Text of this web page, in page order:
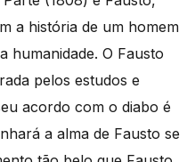
a história de um homem
humanidade. O Fausto
pelos estudos e
acordo com o diabo é
a alma de Fausto se